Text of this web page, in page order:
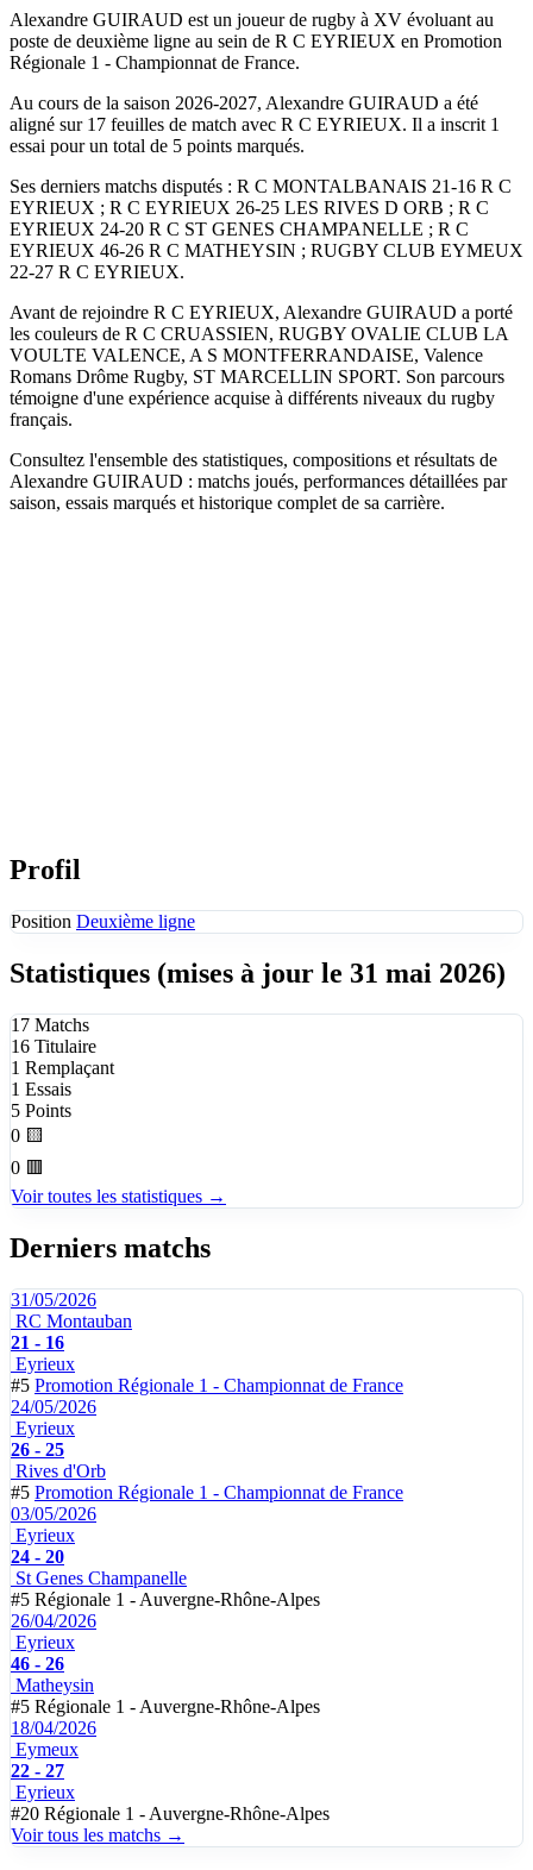
Alexandre GUIRAUD est un joueur de rugby à XV évoluant au
poste de deuxième ligne au sein de R C EYRIEUX en Promotion
Régionale 1 - Championnat de France.
Au cours de la saison 2026-2027, Alexandre GUIRAUD a été
aligné sur 17 feuilles de match avec R C EYRIEUX. Il a inscrit 1
essai pour un total de 5 points marqués.
Ses derniers matchs disputés : R C MONTALBANAIS 21-16 R C
EYRIEUX ; R C EYRIEUX 26-25 LES RIVES D ORB ; R C
EYRIEUX 24-20 R C ST GENES CHAMPANELLE ; R C
EYRIEUX 46-26 R C MATHEYSIN ; RUGBY CLUB EYMEUX
22-27 R C EYRIEUX.
Avant de rejoindre R C EYRIEUX, Alexandre GUIRAUD a porté
les couleurs de R C CRUASSIEN, RUGBY OVALIE CLUB LA
VOULTE VALENCE, A S MONTFERRANDAISE, Valence
Romans Drôme Rugby, ST MARCELLIN SPORT. Son parcours
témoigne d'une expérience acquise à différents niveaux du rugby
français.
Consultez l'ensemble des statistiques, compositions et résultats de
Alexandre GUIRAUD : matchs joués, performances détaillées par
saison, essais marqués et historique complet de sa carrière.
Profil
Position Deuxième ligne
Statistiques (mises à jour le 31 mai 2026)
17 Matchs
16 Titulaire
1 Remplaçant
1 Essais
5 Points
0 🟨
0 🟥
Voir toutes les statistiques →
Derniers matchs
31/05/2026
RC Montauban
21 - 16
Eyrieux
#5 Promotion Régionale 1 - Championnat de France
24/05/2026
Eyrieux
26 - 25
Rives d'Orb
#5 Promotion Régionale 1 - Championnat de France
03/05/2026
Eyrieux
24 - 20
St Genes Champanelle
#5 Régionale 1 - Auvergne-Rhône-Alpes
26/04/2026
Eyrieux
46 - 26
Matheysin
#5 Régionale 1 - Auvergne-Rhône-Alpes
18/04/2026
Eymeux
22 - 27
Eyrieux
#20 Régionale 1 - Auvergne-Rhône-Alpes
Voir tous les matchs →